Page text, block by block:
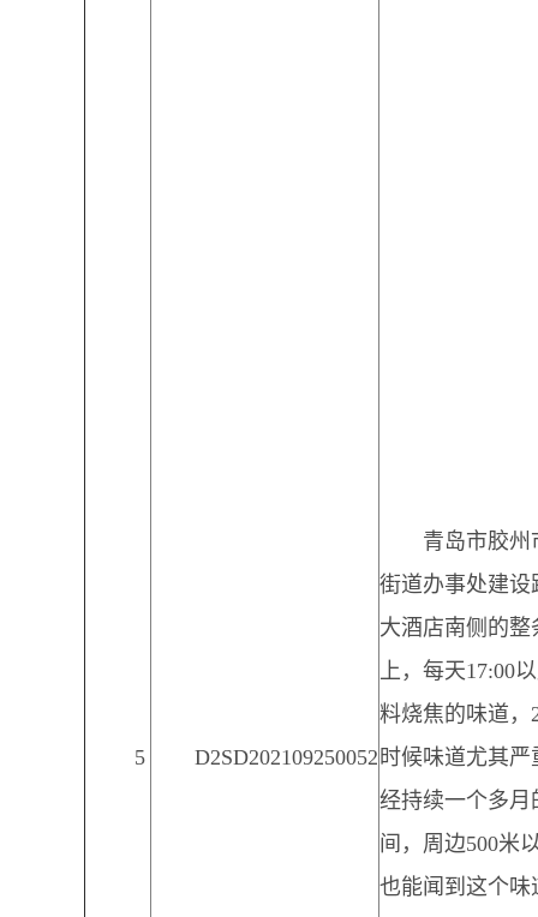
5 D2SD202109250052
青岛市胶州
街道办事处建设
大酒店南侧的整
上，每天17:00
料烧焦的味道，
时候味道尤其严
经持续一个多月
间，周边500米
也能闻到这个味